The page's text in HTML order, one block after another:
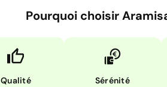
Pourquoi choisir
Qualité Sérénité